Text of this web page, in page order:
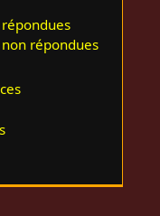
répondues